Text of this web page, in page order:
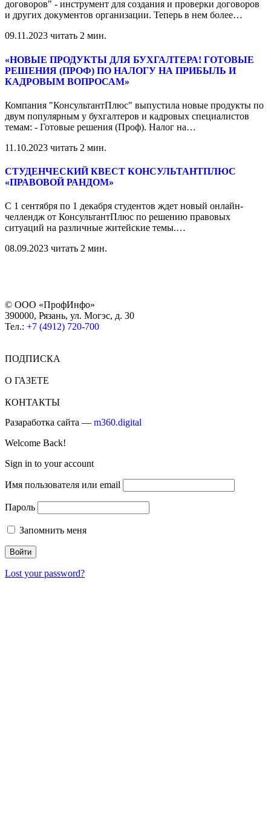
договоров" - инструмент для создания и проверки договоров
и других документов организации. Теперь в нем более…
09.11.2023 читать 2 мин.
«НОВЫЕ ПРОДУКТЫ ДЛЯ БУХГАЛТЕРА! ГОТОВЫЕ
РЕШЕНИЯ (ПРОФ) ПО НАЛОГУ НА ПРИБЫЛЬ И
КАДРОВЫМ ВОПРОСАМ»
Компания "КонсультантПлюс" выпустила новые продукты по
двум популярным у бухгалтеров и кадровых специалистов
темам: - Готовые решения (Проф). Налог на…
11.10.2023 читать 2 мин.
СТУДЕНЧЕСКИЙ КВЕСТ КОНСУЛЬТАНТПЛЮС
«ПРАВОВОЙ РАНДОМ»
С 1 сентября по 1 декабря студентов ждет новый онлайн-
челлендж от КонсультантПлюс по решению правовых
ситуаций на различные житейские темы.…
08.09.2023 читать 2 мин.
© ООО «ПрофИнфо»
390000, Рязань, ул. Могэс, д. 30
Тел.: +7 (4912) 720-700
ПОДПИСКА
О ГАЗЕТЕ
КОНТАКТЫ
Разаработка сайта — m360.digital
Welcome Back!
Sign in to your account
Имя пользователя или email
Пароль
Запомнить меня
Lost your password?